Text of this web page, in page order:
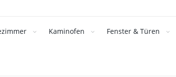
Kaminofen Fenster & Türen